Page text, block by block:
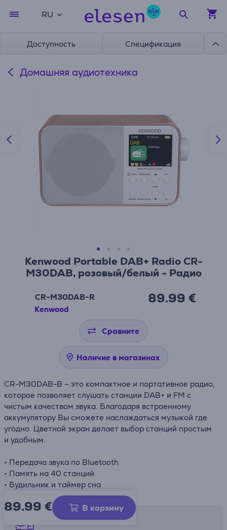
RU
Доступность Спецификация
Домашняя аудиотехника
Kenwood Portable DAB+ Radio CR-
M30DAB, розовый/белый - Радио
CR-M30DAB-R
Kenwood
89.99 €
Сравните
Наличие в магазинах
CR-M30DAB-B – это компактное и портативное радио,
которое позволяет слушать станции DAB+ и FM с
чистым качеством звука. Благодаря встроенному
аккумулятору Вы сможете наслаждаться музыкой где
угодно. Цветной экран делает выбор станций простым
и удобным.
• Передача звука по Bluetooth
• Память на 40 станций
• Будильник и таймер сна
89.99 € В корзину
Способы доставки